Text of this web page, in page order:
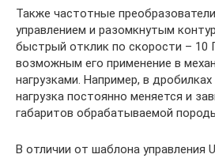
Также частотные
управлением и разомкнутым
быстрый отклик по скорости – 10
возможным его применение в
нагрузками. Например, в
нагрузка постоянно меняется и
габаритов обрабатываемой
В отличии от шаблона управления